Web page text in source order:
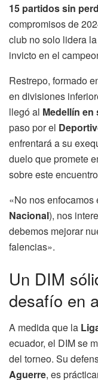
15 partidos sin
compromisos de
club no solo lidera
invicto en el
Restrepo, formado
en divisiones
llegó al Medellín en
paso por el
enfrentará a su
duelo que promete
sobre este
«No nos
Nacional), nos
debemos mejorar
falencias».
Un DIM
desafío en
A medida que la
ecuador, el DIM se
del torneo. Su
Aguerre, es